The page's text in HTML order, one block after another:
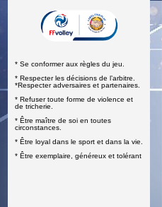
* Se conformer aux règles du jeu.
* Respecter les décisions de l’arbitre.
*Respecter adversaires et partenaires.
* Refuser toute forme de violence et
de tricherie.
* Être maître de soi en toutes
circonstances.
* Être loyal dans le sport et dans la vie.
* Être exemplaire, généreux et tolérant